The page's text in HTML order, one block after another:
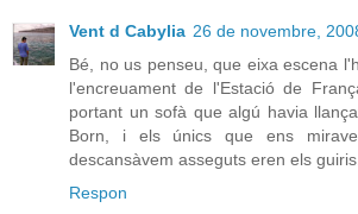
Vent d Cabylia 26 de novembre,
Bé, no us penseu, que eixa escena
l'encreuament de l'Estació de
portant un sofà que algú havia
Born, i els únics que ens
descansàvem asseguts eren els
Respon